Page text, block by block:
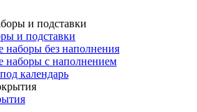
и подставки
наборы без наполнения
наборы с наполнением
календарь